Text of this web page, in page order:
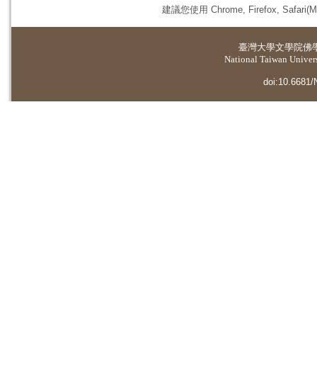
建議您使用 Chrome, Firefox,
臺灣大學文學院佛
National Taiwan
doi:10.6681/